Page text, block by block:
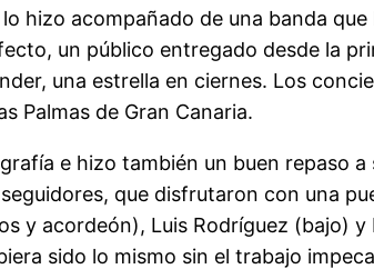
hizo acompañado de una banda
un público entregado desde la
una estrella en ciernes. Los
Palmas de Gran Canaria.
e hizo también un buen repaso
que disfrutaron con una
y acordeón), Luis Rodríguez (bajo)
sido lo mismo sin el trabajo